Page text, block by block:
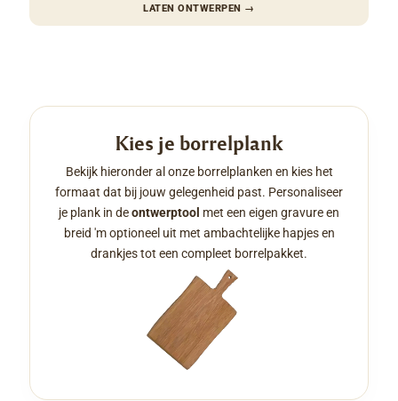
LATEN ONTWERPEN →
Kies je borrelplank
Bekijk hieronder al onze borrelplanken en kies het
formaat dat bij jouw gelegenheid past. Personaliseer
je plank in deontwerptool met een eigen gravure en
breid 'm optioneel uit met ambachtelijke hapjes en
drankjes tot een compleet borrelpakket.